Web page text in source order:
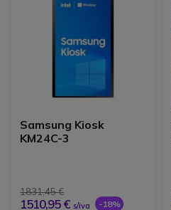
Samsung Kiosk
KM24C-3
1831,45 €
1510,95 € s/iva -18%